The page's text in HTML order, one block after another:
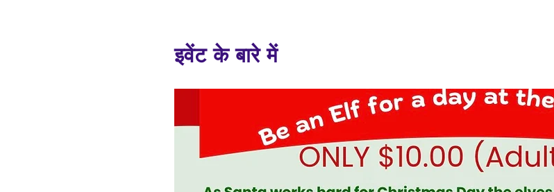
इवेंट के बारे में